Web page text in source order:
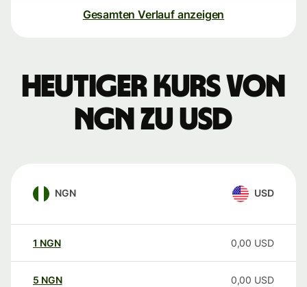
Gesamten Verlauf anzeigen
Heutiger Kurs von
NGN zu USD
NGN USD
1 NGN 0,00 USD
5 NGN 0,00 USD